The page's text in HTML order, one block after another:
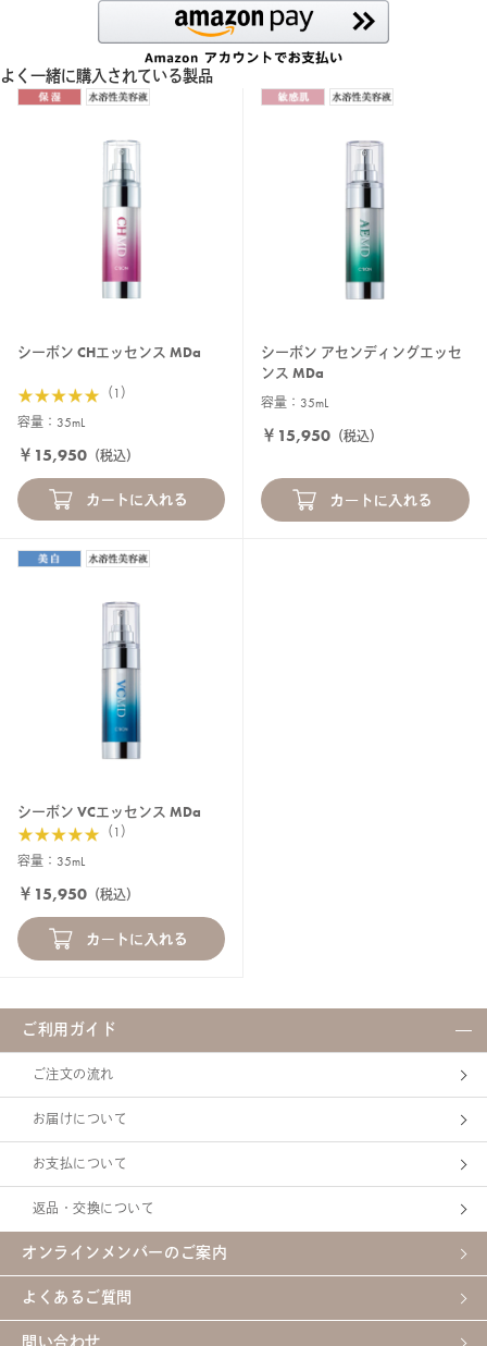
よく一緒に購入されている製品
シーボン CHエッセンス MDa
（1）
容量：35mL
￥15,950（税込）
シーボン アセンディングエッセ
ンス MDa
容量：35mL
￥15,950（税込）
シーボン VCエッセンス MDa
（1）
容量：35mL
￥15,950（税込）
ご利用ガイド
ご注文の流れ
お届けについて
お支払について
返品・交換について
オンラインメンバーのご案内
よくあるご質問
問い合わせ